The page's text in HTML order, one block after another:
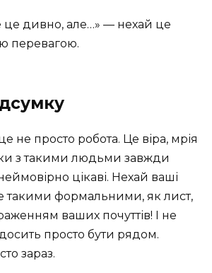
це дивно, але…» — нехай це
перевагою.
не просто робота. Це віра, мрія
з такими людьми завжди
цікаві. Нехай ваші
такими формальними, як лист,
ваших почуттів! І не
досить просто бути рядом.
зараз.